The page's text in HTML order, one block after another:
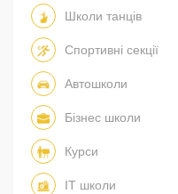
Школи танців
Спортивні секції
Автошколи
Бізнес школи
Курси
IT школи